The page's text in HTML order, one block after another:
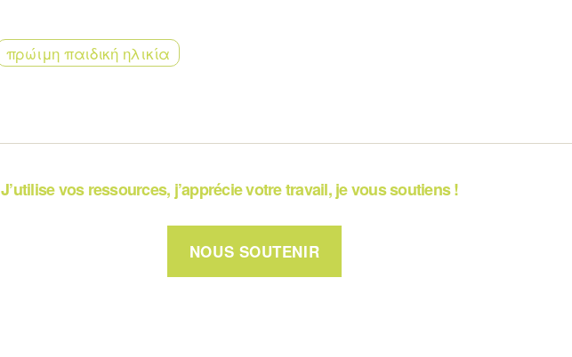
πρώιμη παιδική ηλικία
J’utilise vos ressources, j’apprécie votre travail, je vous soutiens !
NOUS SOUTENIR